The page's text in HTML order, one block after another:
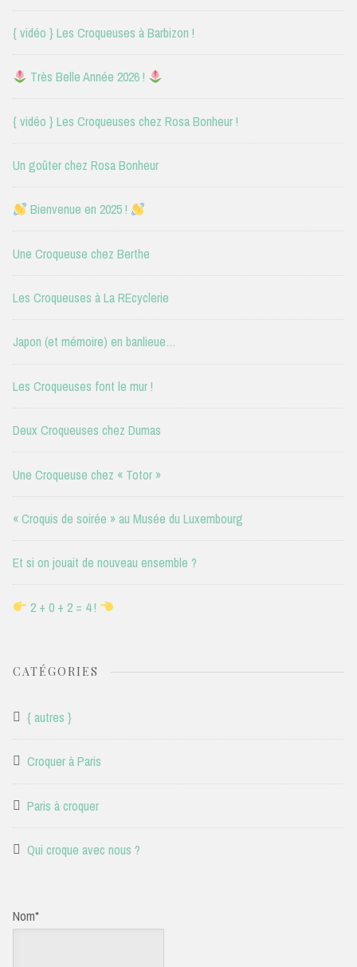
{ vidéo } Les Croqueuses à Barbizon !
Très Belle Année 2026 !
{ vidéo } Les Croqueuses chez Rosa Bonheur !
Un goûter chez Rosa Bonheur
Bienvenue en 2025 !
Une Croqueuse chez Berthe
Les Croqueuses à La REcyclerie
Japon (et mémoire) en banlieue…
Les Croqueuses font le mur !
Deux Croqueuses chez Dumas
Une Croqueuse chez « Totor »
« Croquis de soirée » au Musée du Luxembourg
Et si on jouait de nouveau ensemble ?
2 + 0 + 2 = 4 !
CATÉGORIES
{ autres }
Croquer à Paris
Paris à croquer
Qui croque avec nous ?
Nom*